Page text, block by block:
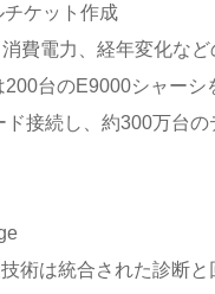
ケット作成
費電力、経年変化な
台のE9000シャーシ
接続し、約300万台の
術は統合された診断